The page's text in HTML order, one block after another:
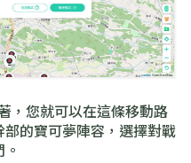
，您就可以在這條移動路
的寶可夢陣容，選擇對戰